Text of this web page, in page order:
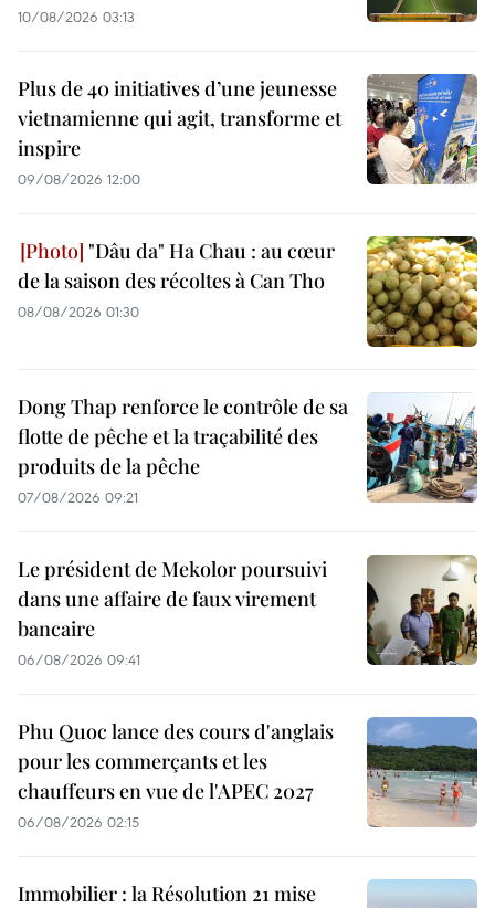
10/08/2026 03:13
Plus de 40 initiatives d’une jeunesse
vietnamienne qui agit, transforme et
inspire
09/08/2026 12:00
"Dâu da" Ha Chau : au cœur
de la saison des récoltes à Can Tho
08/08/2026 01:30
Dong Thap renforce le contrôle de sa
flotte de pêche et la traçabilité des
produits de la pêche
07/08/2026 09:21
Le président de Mekolor poursuivi
dans une affaire de faux virement
bancaire
06/08/2026 09:41
Phu Quoc lance des cours d'anglais
pour les commerçants et les
chauffeurs en vue de l'APEC 2027
06/08/2026 02:15
Immobilier : la Résolution 21 mise